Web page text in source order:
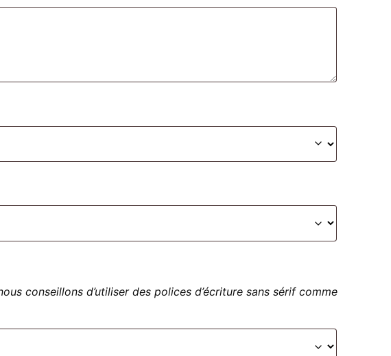
conseillons d’utiliser des polices d’écriture sans sérif comme